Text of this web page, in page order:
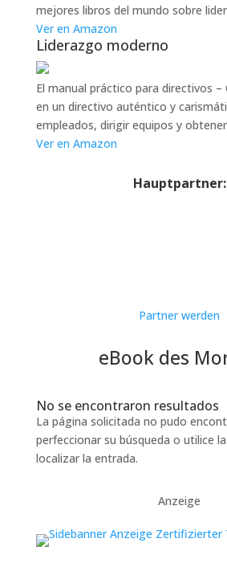
mejores libros del mundo sobre
Ver en Amazon
Liderazgo moderno
El manual práctico para directivos
en un directivo auténtico y
empleados, dirigir equipos y
Ver en Amazon
Hauptpartner:
Partner werden
eBook des
No se encontraron resultados
La página solicitada no pudo
perfeccionar su búsqueda o utilice
localizar la entrada.
Anzeige